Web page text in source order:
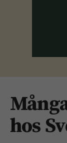
hos